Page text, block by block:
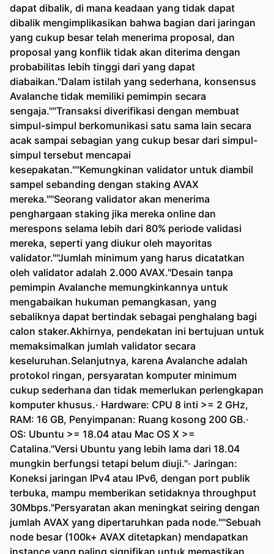
dapat dibalik, di mana keadaan yang tidak dapat
dibalik mengimplikasikan bahwa bagian dari jaringan
yang cukup besar telah menerima proposal, dan
proposal yang konflik tidak akan diterima dengan
probabilitas lebih tinggi dari yang dapat
diabaikan."Dalam istilah yang sederhana, konsensus
Avalanche tidak memiliki pemimpin secara
sengaja.""Transaksi diverifikasi dengan membuat
simpul-simpul berkomunikasi satu sama lain secara
acak sampai sebagian yang cukup besar dari simpul-
simpul tersebut mencapai
kesepakatan.""Kemungkinan validator untuk diambil
sampel sebanding dengan staking AVAX
mereka.""Seorang validator akan menerima
penghargaan staking jika mereka online dan
merespons selama lebih dari 80% periode validasi
mereka, seperti yang diukur oleh mayoritas
validator.""Jumlah minimum yang harus dicatatkan
oleh validator adalah 2.000 AVAX."Desain tanpa
pemimpin Avalanche memungkinkannya untuk
mengabaikan hukuman pemangkasan, yang
sebaliknya dapat bertindak sebagai penghalang bagi
calon staker.Akhirnya, pendekatan ini bertujuan untuk
memaksimalkan jumlah validator secara
keseluruhan.Selanjutnya, karena Avalanche adalah
protokol ringan, persyaratan komputer minimum
cukup sederhana dan tidak memerlukan perlengkapan
komputer khusus.· Hardware: CPU 8 inti >= 2 GHz,
RAM: 16 GB, Penyimpanan: Ruang kosong 200 GB.·
OS: Ubuntu >= 18.04 atau Mac OS X >=
Catalina."Versi Ubuntu yang lebih lama dari 18.04
mungkin berfungsi tetapi belum diuji."· Jaringan:
Koneksi jaringan IPv4 atau IPv6, dengan port publik
terbuka, mampu memberikan setidaknya throughput
30Mbps."Persyaratan akan meningkat seiring dengan
jumlah AVAX yang dipertaruhkan pada node.""Sebuah
node besar (100k+ AVAX ditetapkan) mendapatkan
instance yang paling signifikan untuk memastikan